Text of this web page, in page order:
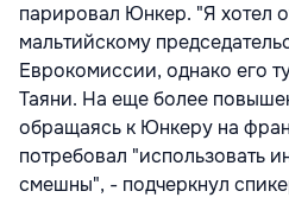
парировал Юнкер. "Я хотел
мальтийскому
Еврокомиссии, однако его
Таяни. На еще более
обращаясь к Юнкеру на
потребовал "использовать
смешны", - подчеркнул